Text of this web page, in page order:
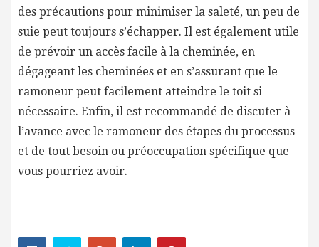
des précautions pour minimiser la saleté, un peu de
suie peut toujours s’échapper. Il est également utile
de prévoir un accès facile à la cheminée, en
dégageant les cheminées et en s’assurant que le
ramoneur peut facilement atteindre le toit si
nécessaire. Enfin, il est recommandé de discuter à
l’avance avec le ramoneur des étapes du processus
et de tout besoin ou préoccupation spécifique que
vous pourriez avoir.